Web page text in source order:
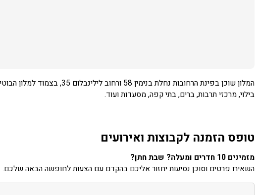
בילוי, מרכזי תרבות, ברים, בתי קפה, מסעדות ועוד.
טופס הזמנה לקבוצות ואירועים
מזמינים 10 חדרים ומעלה? שבת חתן?
השאירו פרטים וסוכן נסיעות יחזור אליכם בהקדם עם הצעות לחופשה הבאה שלכם.